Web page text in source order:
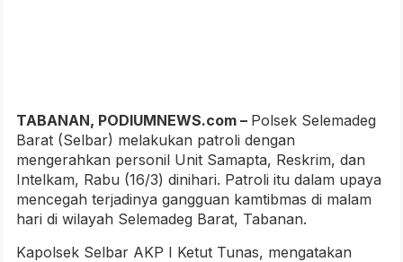
TABANAN, PODIUMNEWS.com – Polsek Selemadeg
Barat (Selbar) melakukan patroli dengan
mengerahkan personil Unit Samapta, Reskrim, dan
Intelkam, Rabu (16/3) dinihari. Patroli itu dalam upaya
mencegah terjadinya gangguan kamtibmas di malam
hari di wilayah Selemadeg Barat, Tabanan.
Kapolsek Selbar AKP I Ketut Tunas, mengatakan